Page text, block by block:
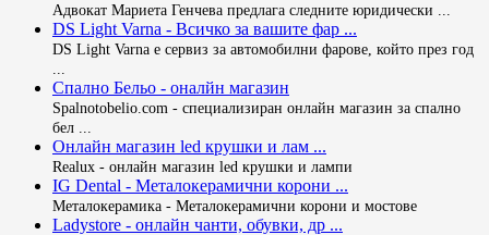
Адвокат Мариета Генчева предлага следните юридически ...
DS Light Varna - Всичко за вашите фар ...
DS Light Varna е сервиз за автомобилни фарове, който през год
Спално Бельо - оналйн магазин
Spalnotobelio.com - специализиран онлайн магазин за спално
бел ...
Онлайн магазин led крушки и лам ...
Realux - онлайн магазин led крушки и лампи
IG Dental - Металокерамични корони ...
Металокерамика - Металокерамични корони и мостове
Ladystore - онлайн чанти, обувки, др ...